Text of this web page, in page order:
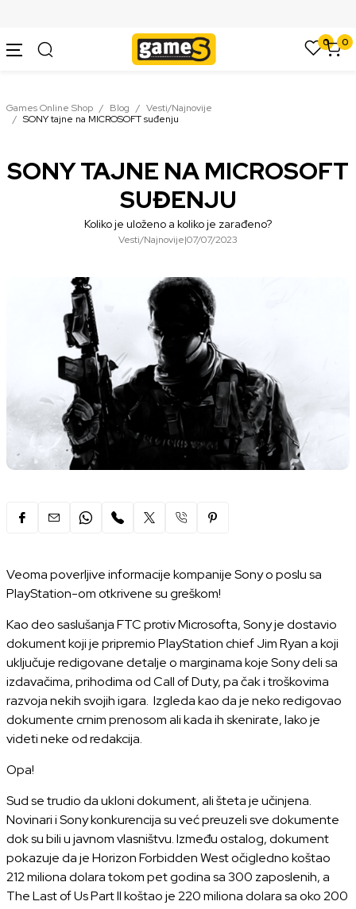
0 0
Games Online Shop Blog
Vesti/Najnovije
SONY tajne na MICROSOFT suđenju
SONY TAJNE NA MICROSOFT
SUĐENJU
Koliko je uloženo a koliko je zarađeno?
Vesti/Najnovije|07/07/2023
Veoma poverljive informacije kompanije Sony o poslu sa
PlayStation-om otkrivene su greškom!
Kao deo saslušanja FTC protiv Microsofta, Sony je dostavio
dokument koji je pripremio PlayStation chief Jim Ryan a koji
uključuje redigovane detalje o marginama koje Sony deli sa
izdavačima, prihodima od Call of Duty, pa čak i troškovima
razvoja nekih svojih igara. Izgleda kao da je neko redigovao
dokumente crnim prenosom ali kada ih skenirate, lako je
videti neke od redakcija.
Opa!
Sud se trudio da ukloni dokument, ali šteta je učinjena.
Novinari i Sony konkurencija su već preuzeli sve dokumente
dok su bili u javnom vlasništvu. Između ostalog, dokument
pokazuje da je Horizon Forbidden West očigledno koštao
212 miliona dolara tokom pet godina sa 300 zaposlenih, a
The Last of Us Part II koštao je 220 miliona dolara sa oko 200